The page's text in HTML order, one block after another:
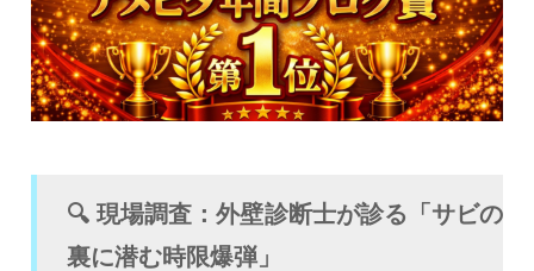
🔍 現場調査：外壁診断士が診る「サビの
裏に潜む時限爆弾」